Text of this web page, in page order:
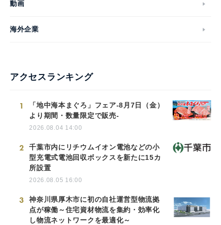
動画
海外企業
アクセスランキング
1
「地中海本まぐろ」フェア-8月7日（金）
より期間・数量限定で販売-
2026.08.04 14:00
2
千葉市内にリチウムイオン電池などの小
型充電式電池回収ボックスを新たに15カ
所設置
2026.08.05 16:00
3
神奈川県厚木市に初の自社運営型物流拠
点が稼働～住宅資材物流を集約・効率化
し物流ネットワークを最適化～